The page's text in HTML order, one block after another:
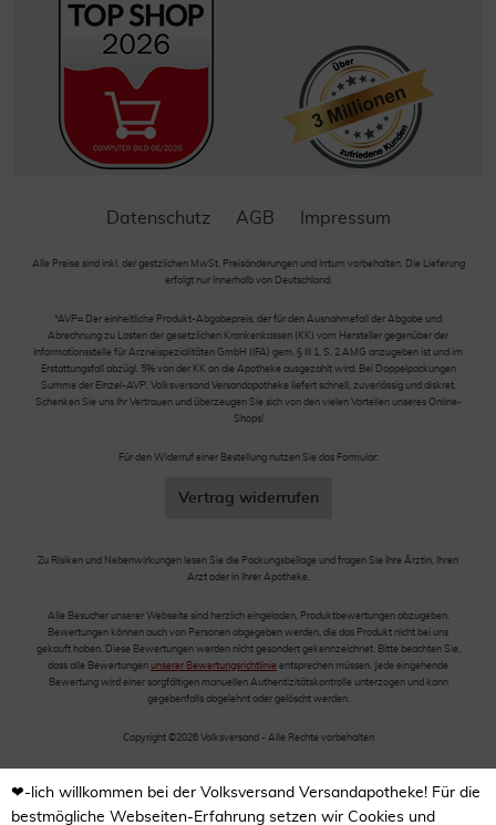
Datenschutz AGB Impressum
Alle Preise sind inkl. der gestzlichen MwSt. Preisänderungen und Irrtum vorbehalten. Die Lieferung
erfolgt nur innerhalb von Deutschland.
*AVP= Der einheitliche Produkt-Abgabepreis, der für den Ausnahmefall der Abgabe und
Abrechnung zu Lasten der gesetzlichen Krankenkassen (KK) vom Hersteller gegenüber der
Informationsstelle für Arzneispezialitäten GmbH (IFA) gem. § III 1, S. 2 AMG anzugeben ist und im
Erstattungsfall abzügl. 5% von der KK an die Apotheke ausgezahlt wird. Bei Doppelpackungen
Summe der Einzel-AVP. Volksversand Versandapotheke liefert schnell, zuverlässig und diskret.
Schenken Sie uns Ihr Vertrauen und überzeugen Sie sich von den vielen Vorteilen unseres Online-
Shops!
Für den Widerruf einer Bestellung nutzen Sie das Formular:
Vertrag widerrufen
Zu Risiken und Nebenwirkungen lesen Sie die Packungsbeilage und fragen Sie Ihre Ärztin, Ihren
Arzt oder in Ihrer Apotheke.
Alle Besucher unserer Webseite sind herzlich eingeladen, Produktbewertungen abzugeben.
Bewertungen können auch von Personen abgegeben werden, die das Produkt nicht bei uns
gekauft haben. Diese Bewertungen werden nicht gesondert gekennzeichnet. Bitte beachten Sie,
dass alle Bewertungen unserer Bewertungsrichtlinie entsprechen müssen. Jede eingehende
Bewertung wird einer sorgfältigen manuellen Authentizitätskontrolle unterzogen und kann
gegebenfalls abgelehnt oder gelöscht werden.
Copyright ©2026 Volksversand - Alle Rechte vorbehalten
❤-lich willkommen bei der Volksversand Versandapotheke! Für die
bestmögliche Webseiten-Erfahrung setzen wir Cookies und